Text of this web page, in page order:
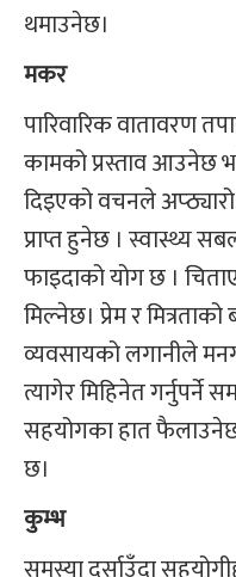
थमाउनेछ।
मकर
पारिवारिक वातावरण
कामको प्रस्ताव आउनेछ
दिइएको वचनले अप्ठ्यारो
प्राप्त हुनेछ । स्वास्थ्य
फाइदाको योग छ ।
मिल्नेछ। प्रेम र
व्यवसायको लगानीले
त्यागेर मिहिनेत गर्नुपर्ने
सहयोगका हात
छ।
कुम्भ